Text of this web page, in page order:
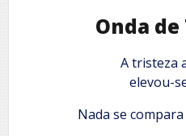
Onda
A tristeza
elevou-
Nada se